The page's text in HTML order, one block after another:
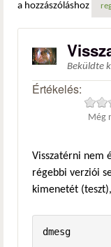
a hozzászóláshoz
Beküldte
Értékelés:
Még
Visszatérni nem
régebbi verziói
kimenetét
dmesg